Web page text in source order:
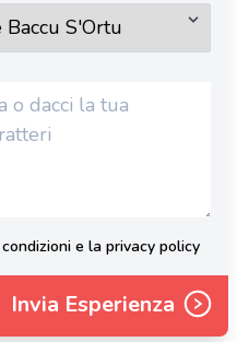
e la privacy policy
Invia Esperienza